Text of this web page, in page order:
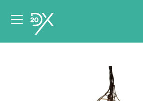
dates de votre
événement.
Choisir mes dates